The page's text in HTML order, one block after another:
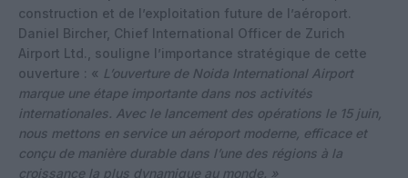
construction et de l’exploitation future de l’aéroport.
Daniel Bircher, Chief International Officer de Zurich
Airport Ltd., souligne l’importance stratégique de cette
ouverture : « L’ouverture de Noida International Airport
marque une étape importante dans nos activités
internationales. Avec le lancement des opérations le 15 juin,
nous mettons en service un aéroport moderne, efficace et
conçu de manière durable dans l’une des régions à la
croissance la plus dynamique au monde. »